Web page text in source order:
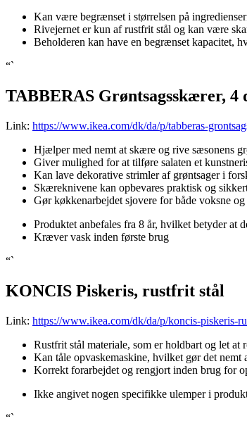
Kan være begrænset i størrelsen på
Rivejernet er kun af rustfrit stål og kan være
Beholderen kan have en begrænset kapacitet,
“`
TABBERAS Grøntsagsskærer,
Link: https://www.ikea.com/dk/da/p/tabberas-
Hjælper med nemt at skære og rive sæsonens
Giver mulighed for at tilføre salaten et
Kan lave dekorative strimler af grøntsager i
Skæreknivene kan opbevares praktisk og
Gør køkkenarbejdet sjovere for både voksne og
Produktet anbefales fra 8 år, hvilket betyder at
Kræver vask inden første brug
“`
KONCIS Piskeris, rustfrit stål
Link: https://www.ikea.com/dk/da/p/koncis-piskeris-
Rustfrit stål materiale, som er holdbart og let at
Kan tåle opvaskemaskine, hvilket gør det nemt
Korrekt forarbejdet og rengjort inden brug for
Ikke angivet nogen specifikke ulemper i
“`